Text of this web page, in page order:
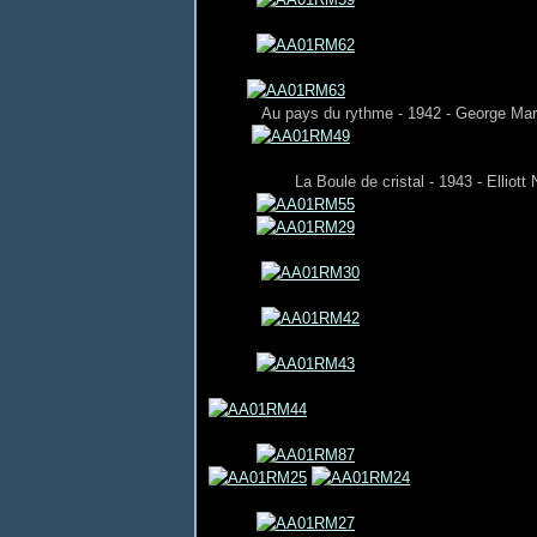
Au pays du rythme - 1942 - George
La Boule de cristal - 1943 - Elliott